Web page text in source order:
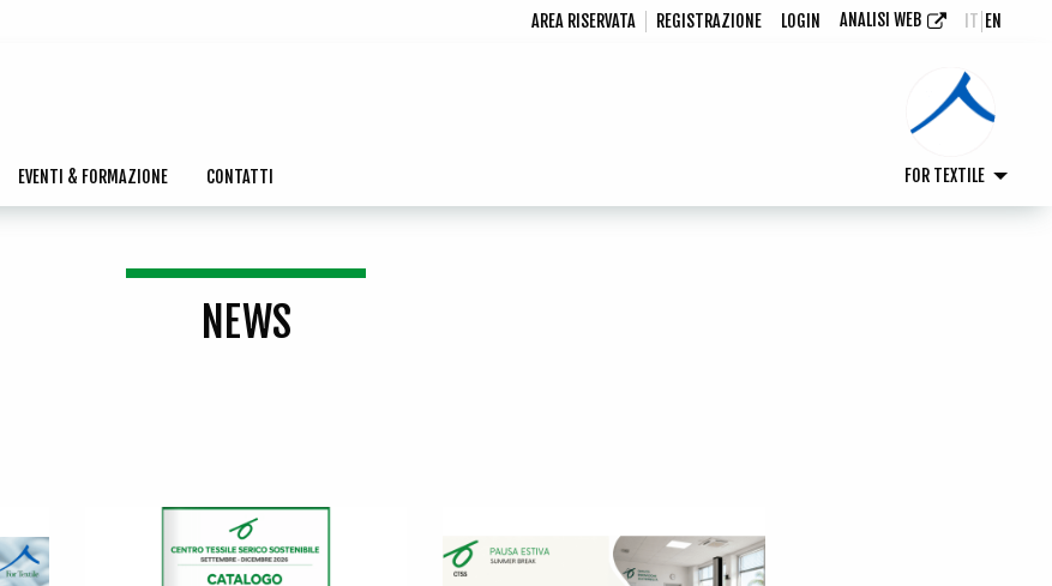
AREA RISERVATA REGISTRAZIONE LOGIN ANALISI WEB IT EN
EVENTI & FORMAZIONE CONTATTI FOR TEXTILE
NEWS